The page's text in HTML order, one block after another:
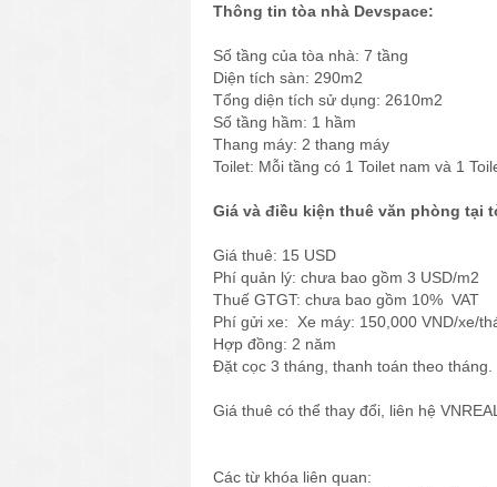
Thông tin tòa nhà Devspace:
Số tầng của tòa nhà: 7 tầng
Diện tích sàn: 290m2
Tổng diện tích sử dụng: 2610m2
Số tầng hầm: 1 hầm
Thang máy: 2 thang máy
Toilet: Mỗi tầng có 1 Toilet nam và 1
Giá và điều kiện thuê văn phòng tại
Giá thuê: 15 USD
Phí quản lý: chưa bao gồm 3 USD/m2
Thuế GTGT: chưa bao gồm 10% VAT
Phí gửi xe: Xe máy: 150,000 VND/xe/
Hợp đồng: 2 năm
Đặt cọc 3 tháng, thanh toán theo tháng.
Giá thuê có thể thay đổi, liên hệ
Các từ khóa liên quan: